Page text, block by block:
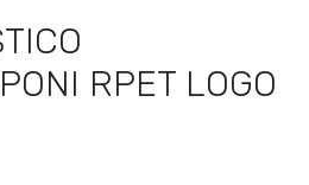
RPET LOGO